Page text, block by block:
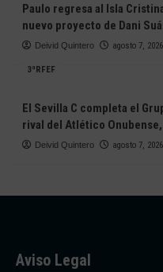
Paulo regresa al Isla
nuevo proyecto de Dani
Deivid Quintero agosto 7, 2026
3ªRFEF
El Sevilla C completa el
rival del Atlético
Deivid Quintero agosto 7, 2026
Aviso Legal